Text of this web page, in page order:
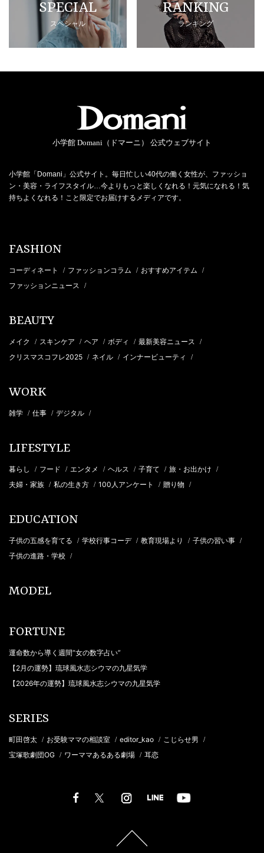
SPECIAL
スペシャル
RANKING
ランキング
小学館 Domani（ドマーニ） 公式ウェブサイト
小学館「Domani」公式サイト。毎日忙しい40代の働く女性が、ファッショ
ン・美容・ライフスタイル…今よりもっと楽しくなれる！元気になれる！気
持ちよくなれる！こと限定でお届けするメディアです。
FASHION
コーディネート / ファッションコラム / おすすめアイテム /
ファッションニュース /
BEAUTY
メイク / スキンケア / ヘア / ボディ / 最新美容ニュース /
クリスマスコフレ2025 / ネイル / インナービューティ /
WORK
雑学 / 仕事 / デジタル /
LIFESTYLE
暮らし / フード / エンタメ / ヘルス / 子育て / 旅・お出かけ /
夫婦・家族 / 私の生き方 / 100人アンケート / 贈り物 /
EDUCATION
子供の五感を育てる / 学校行事コーデ / 教育現場より / 子供の習い事 /
子供の進路・学校 /
MODEL
FORTUNE
運命数から導く週間“女の数字占い”
【2月の運勢】琉球風水志シウマの九星気学
【2026年の運勢】琉球風水志シウマの九星気学
SERIES
町田啓太 / お受験ママの相談室 / editor_kao / こじらせ男 /
宝塚歌劇団OG / ワーママあるある劇場 / 耳恋